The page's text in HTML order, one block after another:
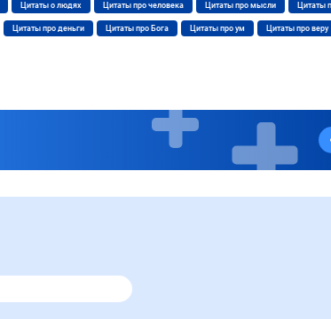
Цитаты о людях Цитаты про человека Цитаты про мысли Цитаты
Цитаты про деньги Цитаты про Бога Цитаты про ум Цитаты про веру